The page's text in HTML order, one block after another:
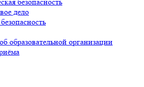
дело
образовательной организации